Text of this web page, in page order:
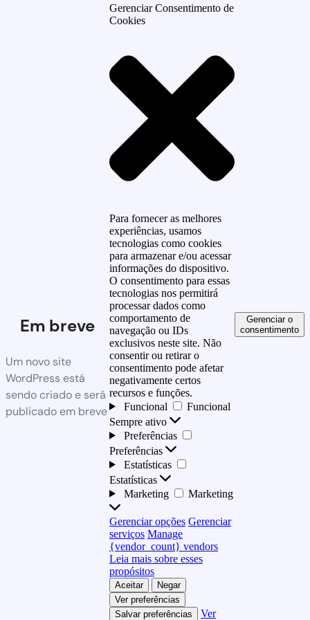
Em breve
Um novo site
WordPress está
sendo criado e será
publicado em breve
Gerenciar Consentimento de
Cookies
Para fornecer as melhores
experiências, usamos
tecnologias como cookies
para armazenar e/ou acessar
informações do dispositivo.
O consentimento para essas
tecnologias nos permitirá
processar dados como
comportamento de
navegação ou IDs
exclusivos neste site. Não
consentir ou retirar o
consentimento pode afetar
negativamente certos
recursos e funções.
Funcional
Funcional
Sempre ativo
Preferências
Preferências
Estatísticas
Estatísticas
Marketing
Marketing
Gerenciar opções Gerenciar
serviços Manage
{vendor_count} vendors
Leia mais sobre esses
propósitos
Aceitar
Negar
Ver preferências
Salvar preferências
Ver
Gerenciar o
consentimento